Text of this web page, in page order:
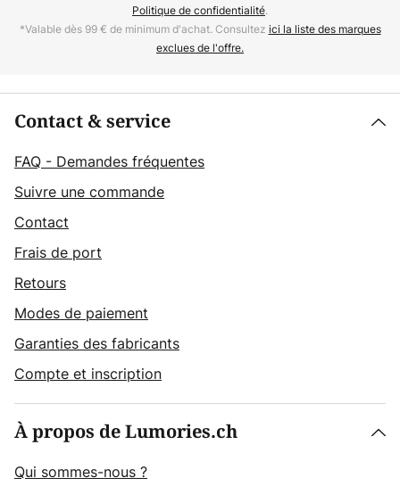
Politique de confidentialité.
*Valable dès 99 € de minimum d'achat. Consultez ici la liste des marques
exclues de l'offre.
Contact & service
FAQ - Demandes fréquentes
Suivre une commande
Contact
Frais de port
Retours
Modes de paiement
Garanties des fabricants
Compte et inscription
À propos de Lumories.ch
Qui sommes-nous ?